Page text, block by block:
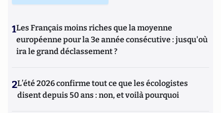
1Les Français moins riches que la moyenne
européenne pour la 3e année consécutive : jusqu'où
ira le grand déclassement ?
2L’été 2026 confirme tout ce que les écologistes
disent depuis 50 ans : non, et voilà pourquoi